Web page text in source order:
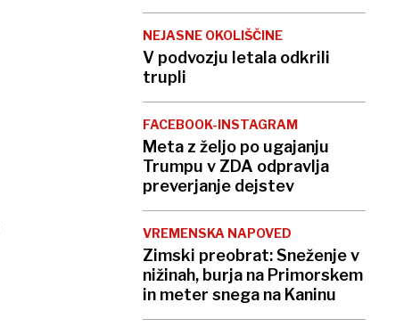
NEJASNE OKOLIŠČINE
V podvozju letala odkrili
trupli
FACEBOOK-INSTAGRAM
Meta z željo po ugajanju
Trumpu v ZDA odpravlja
preverjanje dejstev
VREMENSKA NAPOVED
Zimski preobrat: Sneženje v
nižinah, burja na Primorskem
in meter snega na Kaninu